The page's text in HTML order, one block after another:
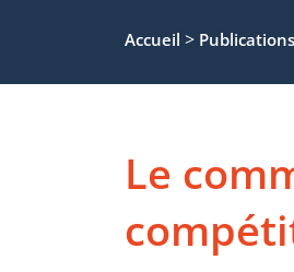
Accueil > Publications
Le